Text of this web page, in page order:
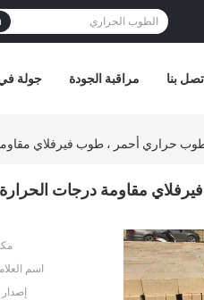
جولة مراقبة الجودة اتصل بنا
حراري أحمر ، طوب فيرفلاي مقاومة درجات الحرارة
درجات الحرارة العالية 230 * 114 * 65/
اسم